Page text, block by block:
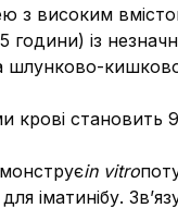
з високим
години) із
шлунково-
крові становить
in vitro
іматинібу.